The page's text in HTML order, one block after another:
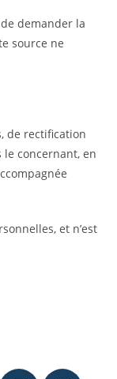
demander la
source ne
de rectification
le concernant, en
et n’est